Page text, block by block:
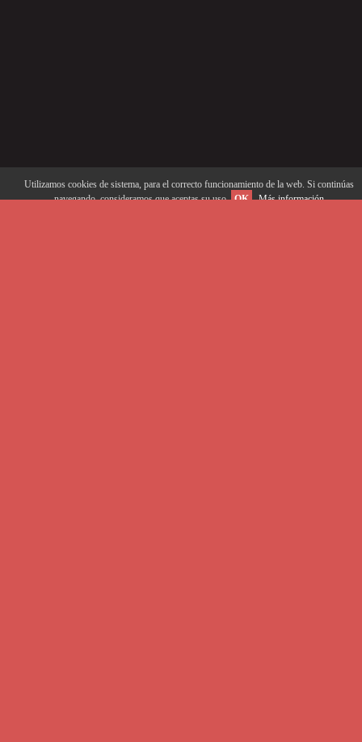
Utilizamos cookies de sistema, para el correcto funcionamiento de la web. Si continúas
navegando, consideramos que aceptas su uso. OK Más información